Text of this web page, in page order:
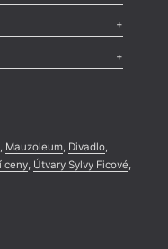
Mauzoleum, Divadlo,
ceny, Útvary Sylvy Ficové